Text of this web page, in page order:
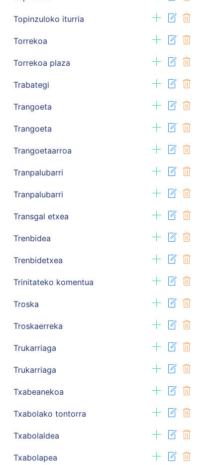
Topinzuloko iturria
Torrekoa
Torrekoa plaza
Trabategi
Trangoeta
Trangoeta
Trangoetaarroa
Tranpalubarri
Tranpalubarri
Transgal etxea
Trenbidea
Trenbidetxea
Trinitateko komentua
Troska
Troskaerreka
Trukarriaga
Trukarriaga
Txabeanekoa
Txabolako tontorra
Txabolaldea
Txabolapea